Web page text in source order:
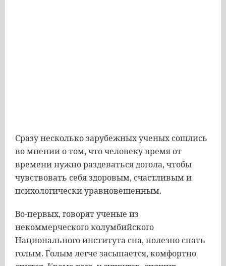
Сразу несколько зарубежных ученых сошлись
во мнении о том, что человеку время от
времени нужно раздеваться догола, чтобы
чувствовать себя здоровым, счастливым и
психологически уравновешенным.
Во-первых, говорят ученые из
некоммерческого колумбийского
Национального института сна, полезно спать
голым. Голым легче засыпается, комфортно